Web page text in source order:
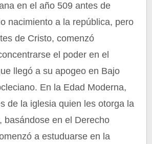
en el año 509 antes de
nacimiento a la república, pero
de Cristo, comenzó
el poder en el
llegó a su apogeo en Bajo
En la Edad Moderna,
de la iglesia quien les otorga la
basándose en el Derecho
a estuduarse en la